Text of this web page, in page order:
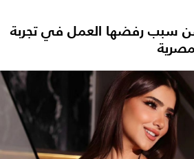
سبب رفضها العمل في تجربة